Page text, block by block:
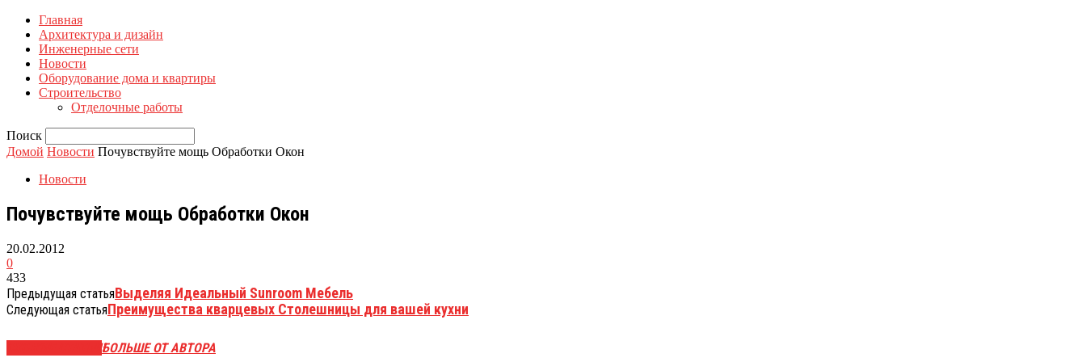
Главная
Архитектура и дизайн
Инженерные сети
Новости
Оборудование дома и квартиры
Строительство
Отделочные работы
Поиск
Домой Новости Почувствуйте мощь Обработки Окон
Новости
Почувствуйте мощь Обработки Окон
20.02.2012
0
433
Предыдущая статьяВыделяя Идеальный Sunroom Мебель
Следующая статьяПреимущества кварцевых Столешницы для вашей кухни
БОЛЬШЕ ОТ АВТОРА